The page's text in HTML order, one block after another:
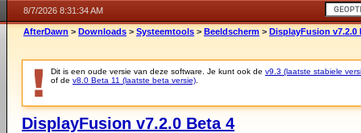
8/7/2026 8:31:34 AM
AfterDawn > Downloads > Systeemtools > Beeldscherm > DisplayFusion v7.2.0
Dit is een oude versie van deze software. Je kunt ook de v9.3 (laatste stabiele
of de v8.0 Beta 11 (laatste beta versie)
DisplayFusion v7.2.0 Beta 4